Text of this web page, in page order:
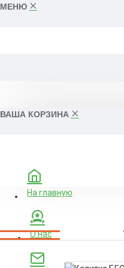
МЕНЮ
ВАША КОРЗИНА
На главную
О нас